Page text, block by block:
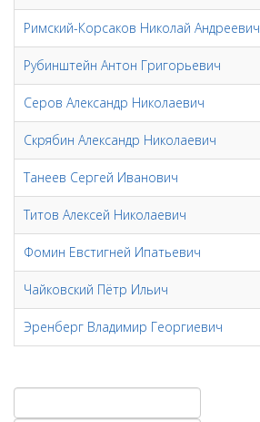
Римский-Корсаков Николай Андреевич
Рубинштейн Антон Григорьевич
Серов Александр Николаевич
Скрябин Александр Николаевич
Танеев Сергей Иванович
Титов Алексей Николаевич
Фомин Евстигней Ипатьевич
Чайковский Пётр Ильич
Эренберг Владимир Георгиевич